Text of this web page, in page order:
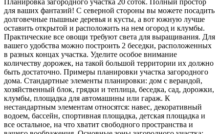
для ваших фантазий! С северной стороны вы можете посадить
долговечные пышные деревья и кусты, а вот южную лучше
оставить открытой и расположить на нем огород и клумбы.
Практические все овощи требуют света для выращивания. Для
вашего удобства можно построить 2 беседки, расположенных
в разных концах участка. Уделите особое внимание
количеству дорожек, на такой большой территории их должно
быть достаточно. Примеры планировки участка загородного
дома. Стандартные элементы планировки: дом с верандой,
хозяйственный блок, грядки и теплица, беседка, сад, дорожки,
клумбы, площадка для автомашины или гараж. К
нестандартным элементам относятся: навес, декоративный
водоем, бассейн, спортивная площадка, детская площадка и
все остальное, на что хватит свободного пространства и